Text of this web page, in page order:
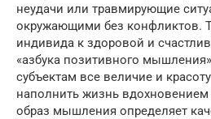
неудачи или травмирующие
окружающими без конфликтов.
индивида к здоровой и
«азбука позитивного
субъектам все величие и
наполнить жизнь
образ мышления определяет